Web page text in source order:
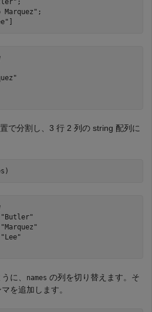
;
Marquez" ;
]
で分割し、3 行 2 列の string 配列に
"Lee"
に、 names の列を切り替えます。そ
を追加します。